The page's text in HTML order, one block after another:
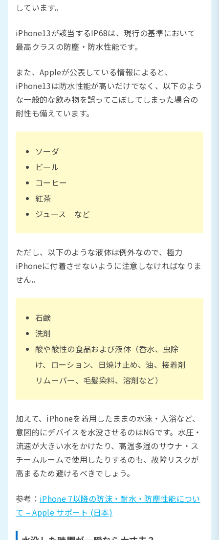
しています。
iPhone13が該当するIP68は、現行の基準において
最高クラスの防塵・防水性能です。
また、Appleが公表している情報によると、
iPhone13は防水性能が高いだけでなく、以下のよう
な一般的な飲み物を誤ってこぼしてしまった場合の
耐性も備えています。
ソーダ
ビール
コーヒー
紅茶
ジュース など
ただし、以下のような液体は例外なので、極力
iPhoneに付着させないように注意しなければなりま
せん。
石鹸
洗剤
酸や酸性の食品および液体（香水、虫除
け、ローション、日焼け止め、油、接着剤
リムーバー、毛髪染料、溶剤など）
加えて、iPhoneを着用したままの水泳・入浴など、
意図的にデバイスを水没させるのはNGです。水圧・
流速が大きい水をかけたり、高温多湿のサウナ・ス
チームルームで使用したりするのも、故障リスクが
高まるため避けるべきでしょう。
参考： iPhone 7以降の防沫・耐水・防塵性能につい
て – Apple サポート (日本)